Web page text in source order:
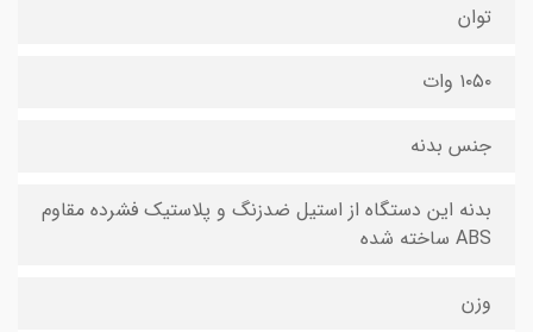
توان
۱۰۵۰ وات
جنس بدنه
بدنه این دستگاه از استیل ضدزنگ و پلاستیک فشرده مقاوم
ABS ساخته شده
وزن